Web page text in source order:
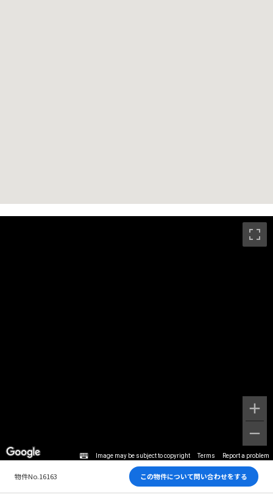
Image may be subject to copyright Terms Report a problem
物件No.16163 この物件について問い合わせをする